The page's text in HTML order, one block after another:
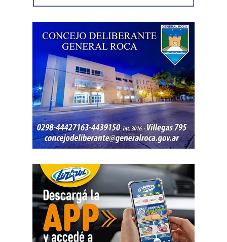
correspondiente para acreditar su propiedad. Además,
denunciado como robado
Posteriormente, el inmueble fue preservado para la
intervención del Gabinete de Criminalística, que realizó
las pericias correspondientes. Otros elementos
encontrados quedaron bajo resguardo para determinar su
procedencia.
Por disposición de la Fiscalía de turno, ambos hombres
permanecen detenidos en el marco de una causa por